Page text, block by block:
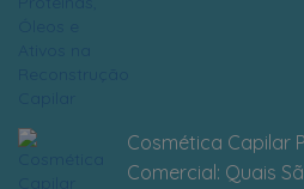
Cosmética Capilar
Comercial: Quais